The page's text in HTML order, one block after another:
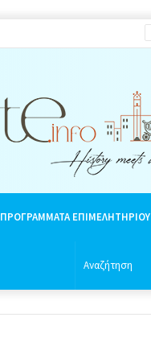
ΠΡΟΓΡΑΜΜΑΤΑ ΕΠΙΜΕΛΗΤΗΡΙΟΥ